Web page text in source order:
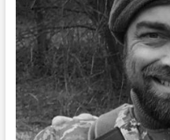
грузинский
боец